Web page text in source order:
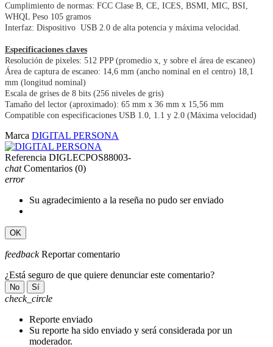
Cumplimiento de normas: FCC Clase B, CE, ICES, BSMI, MIC, BSI,
WHQL Peso 105 gramos
Interfaz: Dispositivo USB 2.0 de alta potencia y máxima velocidad.
Especificaciones claves
Resolución de pixeles: 512 PPP (promedio x, y sobre el área de escaneo)
Área de captura de escaneo: 14,6 mm (ancho nominal en el centro) 18,1
mm (longitud nominal)
Escala de grises de 8 bits (256 niveles de gris)
Tamaño del lector (aproximado): 65 mm x 36 mm x 15,56 mm
Compatible con especificaciones USB 1.0, 1.1 y 2.0 (Máxima velocidad)
Marca DIGITAL PERSONA
Referencia DIGLECPOS88003-
chat Comentarios (0)
error
Su agradecimiento a la reseña no pudo ser enviado
OK
feedback Reportar comentario
¿Está seguro de que quiere denunciar este comentario?
No Sí
check_circle
Reporte enviado
Su reporte ha sido enviado y será considerada por un
moderador.